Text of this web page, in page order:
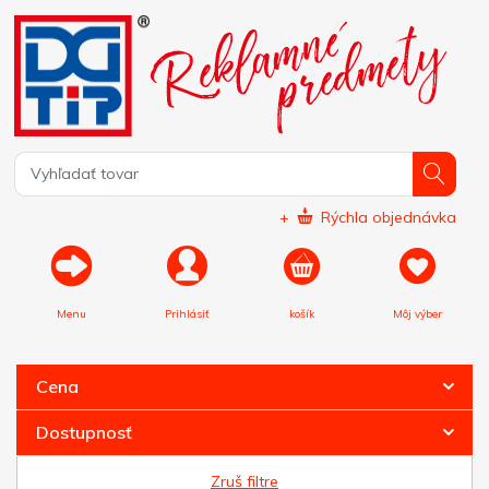
+ Rýchla objednávka
Menu Prihlásiť košík Môj výber
Cena
Dostupnosť
Zruš filtre